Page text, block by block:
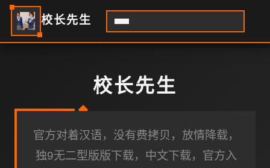
校长先生
校长先生
官方对着汉语，没有费拷贝，放情降载，
独9无二型版版下载，中文下载，官方入